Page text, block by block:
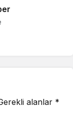
alanlar *